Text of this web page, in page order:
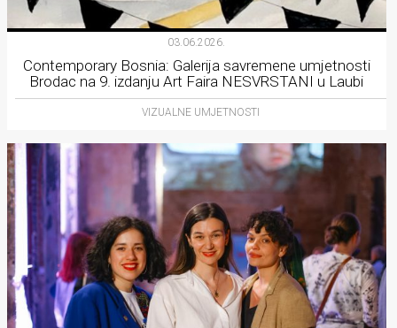
03.06.2026.
Contemporary Bosnia: Galerija savremene umjetnosti
Brodac na 9. izdanju Art Faira NESVRSTANI u Laubi
VIZUALNE UMJETNOSTI